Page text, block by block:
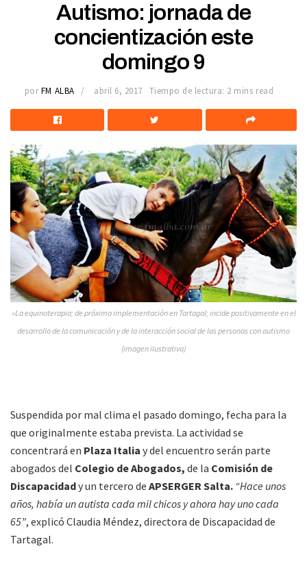
Autismo: jornada de
concientización este
domingo 9
por FM ALBA abril 6, 2017 Tiempo de lectura: 2 mins read
»La equinoterapia; de próxima implementación en Tartagal; incide positivamente en el
desarrollo de la comunicación y de la interacción social de las personas con autismo
(imagen ilustrativa)
Suspendida por mal clima el pasado domingo, fecha para la
que originalmente estaba prevista. La actividad se
concentrará en Plaza Italia y del encuentro serán parte
abogados del Colegio de Abogados, de la Comisión de
Discapacidady un tercero de APSERGER Salta. “Hace unos
años, había un autista cada mil chicos y ahora hay uno cada
65”, explicó Claudia Méndez, directora de Discapacidad de
Tartagal.